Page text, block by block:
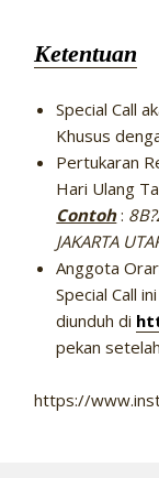
Ketentuan
Special Call
Khusus
Pertukaran
Hari Ulang
Contoh:
JAKARTA
Anggota
Special Call
diunduh di
pekan
https://